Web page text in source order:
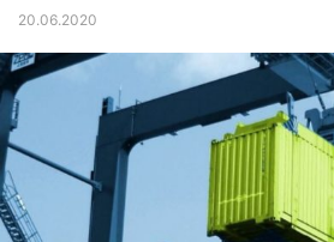
20.06.2020